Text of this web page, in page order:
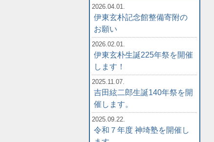
2026.04.01.
伊東玄朴記念館整備寄附の
お願い
2026.02.01.
伊東玄朴生誕225年祭を開催
します！
2025.11.07.
吉田絃二郎生誕140年祭を開
催します。
2025.09.22.
令和７年度 神埼塾を開催し